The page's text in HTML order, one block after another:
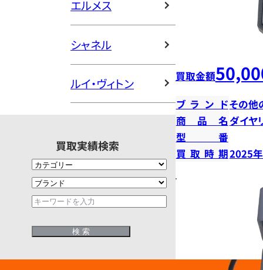
エルメス
シャネル
ルイ・ヴィトン
買取実績検索
買取金額
ブランドその他
商品名ダイヤ
型番
買取時期2025